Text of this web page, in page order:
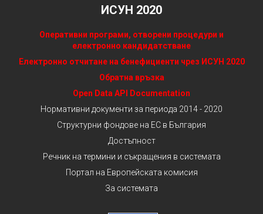
ИСУН 2020
Оперативни програми, отворени процедури и
електронно кандидатстване
Електронно отчитане на бенефициенти чрез ИСУН 2020
Обратна връзка
Open Data API Documentation
Нормативни документи за периода 2014 - 2020
Структурни фондове на ЕС в България
Достъпност
Речник на термини и съкращения в системата
Портал на Европейската комисия
За системата